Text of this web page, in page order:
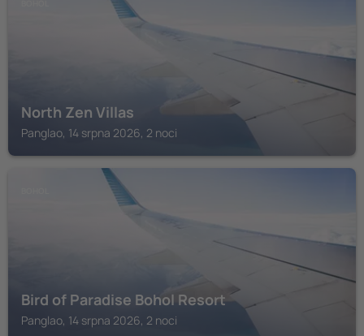
North Zen Villas
Panglao, 14 srpna 2026, 2 noci
Bird of Paradise Bohol Resort
Panglao, 14 srpna 2026, 2 noci